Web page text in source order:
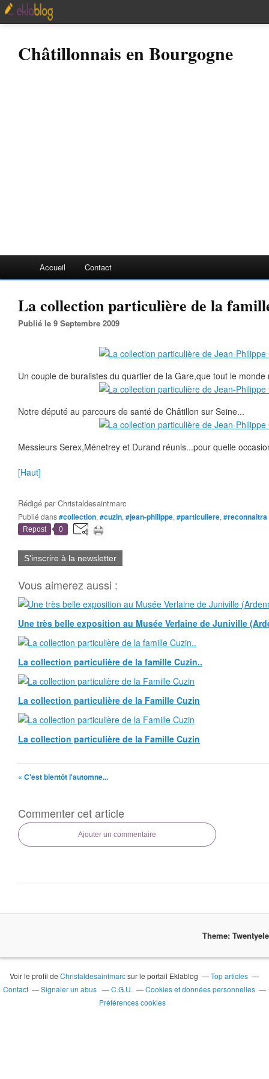
Châtillonnais en Bourgogne
Accueil Contact
La collection particulière de la
Publié le 9 Septembre 2009
Un couple de buralistes du quartier de la Gare,que tout le
Notre député au parcours de santé de Châtillon sur Seine...
Messieurs Serex,Ménetrey et Durand réunis...pour quelle
[Haut]
Rédigé parChristaldesaintmarc
Publié dans#collection, #cuzin, #jean-philippe, #particuliere, #reconnaitra
Repost 0
S'inscrire à la newsletter
Vous aimerez aussi :
Une très belle exposition au Musée Verlaine de Juniville
La collection particulière de la famille Cuzin..
La collection particulière de la Famille Cuzin
La collection particulière de la Famille Cuzin
« C'est bientôt l'automne...
Commenter cet article
Ajouter un commentaire
Theme:
Voir le profil deChristaldesaintmarcsur le portail Eklablog
Top articles
Contact
Signaler un abus C.G.U.
Cookies et données personnelles
Préférences cookies